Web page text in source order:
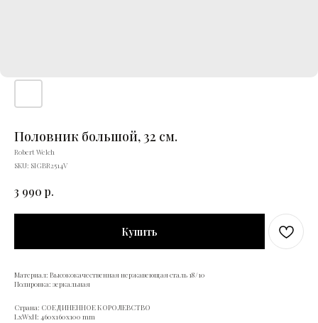
Половник большой, 32 см.
Robert Welch
SKU: SIGBR2514V
3 990 р.
Купить
Материал: Высококачественная нержавеющая сталь 18/10
Полировка: зеркальная
Страна: СОЕДИНЕННОЕ КОРОЛЕВСТВО
LxWxH: 460x160x100 mm